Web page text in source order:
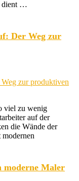
dient …
Der Weg zur
viel zu wenig
auf der
die Wände der
moderne Maler